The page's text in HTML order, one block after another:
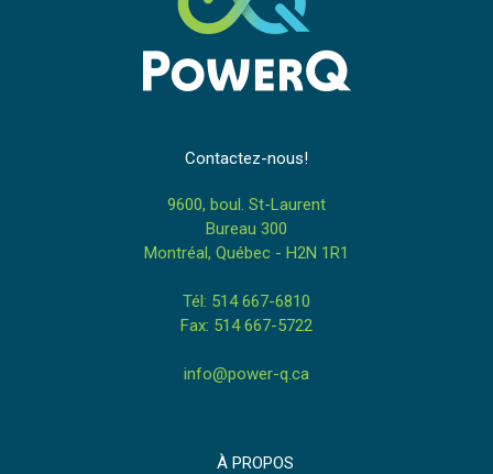
Contactez-nous!
9600, boul. St-Laurent
Bureau 300
Montréal, Québec - H2N 1R1
Tél: 514 667-6810
Fax: 514 667-5722
info@power-q.ca
À PROPOS